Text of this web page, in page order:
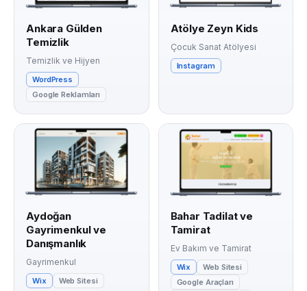
Ankara Gülden
Temizlik
Temizlik ve Hijyen
WordPress
Google Reklamları
Atölye Zeyn Kids
Çocuk Sanat Atölyesi
Instagram
Aydoğan
Gayrimenkul ve
Danışmanlık
Gayrimenkul
Wix Web Sitesi
Bahar Tadilat ve
Tamirat
Ev Bakım ve Tamirat
Wix
Web Sitesi
Google Araçları